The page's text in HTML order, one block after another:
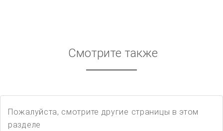
Смотрите также
Пожалуйста, смотрите другие страницы в этом
разделе